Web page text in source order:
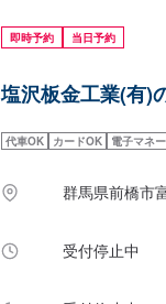
即時予約 当日予約
塩沢板金工業(有)
代車OK カードOK 電子マネ
群馬県前橋市
受付停止中